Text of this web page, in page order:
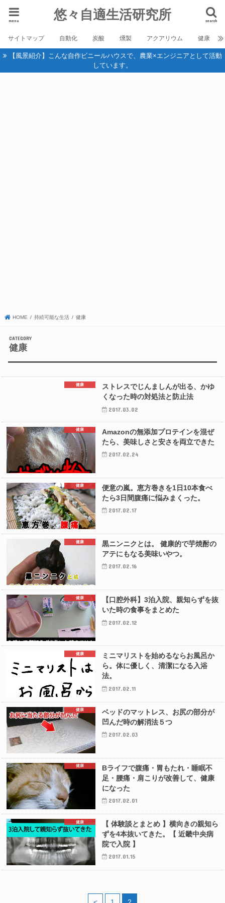
悠々自適生活研究所 search
menu
サイトマップ 自動化 炭酸 燻製 アクアリウム 健康
【風景紹介】こんな自作ビニールハウスで、農業×エンジニアとして活動
しています。
HOME 持続可能な生活 健康
健康
健康
ストレスでじんましんが出る、かゆ
くなった時の対処法と防止法
2017.03.02
健康
Amazonの無添加プロテインを混ぜ
たら、美味しさと安さを両立できた
2017.02.24
健康
便意の嵐。恵方巻きを1日10本食べ
たら3日間腹痛に悩みまくった。
2017.02.17
健康
黒ニンニクとは。 健康的で芋焼酎の
アテにもなる美味いやつ。
2017.02.16
健康
【口腔外科】3泊入院、親知らずを抜
いた時の食事をまとめた
2017.02.12
健康
ミニマリストを始めるならお風呂か
ら。体に優しく、清潔になる入浴
法。
2017.02.11
健康
ベッドのマットレス、お尻の部分が
凹んだ時の解消法５つ
2017.02.03
健康
Bライフで腹痛・胃もたれ・睡眠不
足・腰痛・肩こりが改善して、健康
になった
2017.02.01
健康
【 体験談とまとめ 】横向きの親知ら
ずを4本抜いてきた。【 近畿中央病
院で入院 】
2017.01.15